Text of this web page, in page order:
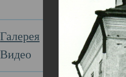
Галерея
Видео